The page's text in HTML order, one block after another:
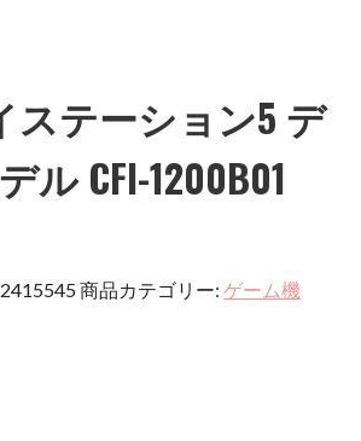
ステーション5 デ
ル CFI-1200B01
商品カテゴリー: ゲーム機